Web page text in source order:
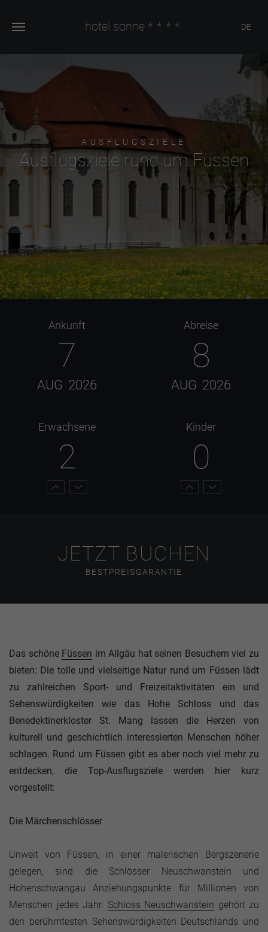
hotel sonne **** DE
AUSFLUGSZIELE
Ausflugsziele rund um Füssen
Ankunft
7
AUG 2026
Abreise
8
AUG 2026
Erwachsene
2
Kinder
0
JETZT BUCHEN
BESTPREISGARANTIE
Das schöne Füssen im Allgäu hat seinen Besuchern viel zu
bieten: Die tolle und vielseitige Natur rund um Füssen lädt
zu zahlreichen Sport- und Freizeitaktivitäten ein und
Sehenswürdigkeiten wie das Hohe Schloss und das
Benedektinerkloster St. Mang lassen die Herzen von
kulturell und geschichtlich interessierten Menschen höher
schlagen. Rund um Füssen gibt es aber noch viel mehr zu
entdecken, die Top-Ausflugsziele werden hier kurz
vorgestellt:
Die Märchenschlösser
Unweit von Füssen, in einer malerischen Bergszenerie
gelegen, sind die Schlösser Neuschwanstein und
Hohenschwangau Anziehungspunkte für Millionen von
Menschen jedes Jahr. Schloss Neuschwanstein gehört zu
den berühmtesten Sehenswürdigkeiten Deutschlands und